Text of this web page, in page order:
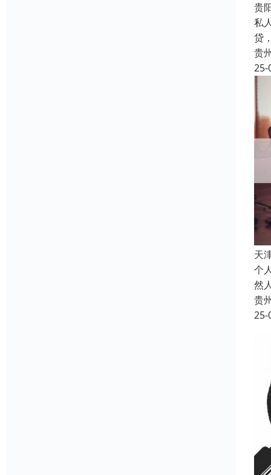
贵
私
贷
贵
25-
天
个
然
贵
25-